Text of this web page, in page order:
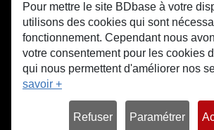
CGU FAQ Contact
Pour mettre le site BDbase à votre
utilisons des cookies qui sont
fonctionnement. Cependant nous
votre consentement pour les cookies
qui nous permettent d'améliorer nos
savoir +
Refuser Paramétrer